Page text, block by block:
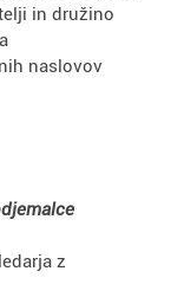
in družino
naslovov
z